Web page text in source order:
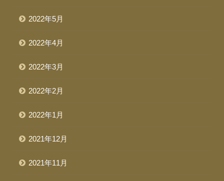
2022年5月
2022年4月
2022年3月
2022年2月
2022年1月
2021年12月
2021年11月